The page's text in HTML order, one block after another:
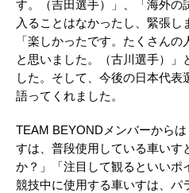
す。（吉田選手）」、「海外の
入ることはなかったし、緊張し
「楽しかったです。たくさん
と思いました。（古川選手）」
した。そして、今後の日本代表
語ってくれました。
TEAM BEYONDメンバーから
すは、普段使用している車いす
か？」「注目して観るといいポ
競技中に使用する車いすは、パ